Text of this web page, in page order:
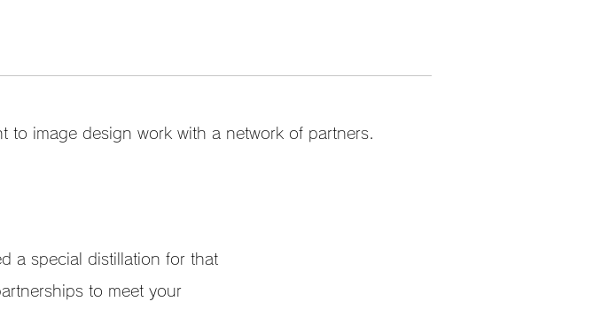
to image design work with a network of partners.
a special distillation for that
to meet your